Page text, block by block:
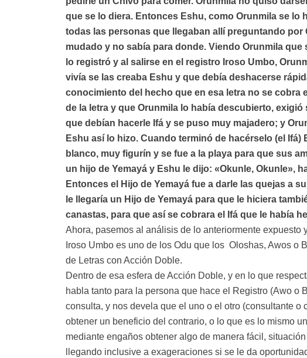
que se lo diera. Entonces Eshu, como Orunmila se lo
todas las personas que llegaban allí preguntando por
mudado y no sabía para donde. Viendo Orunmila
lo registró y al salirse en el registro Iroso Umbo,
vivía se las creaba Eshu y que debía deshacerse
conocimiento del hecho que en esa letra no se
de la letra y que Orunmila lo había descubierto,
que debían hacerle Ifá y se puso muy majadero; y
Eshu así lo hizo. Cuando terminó de hacérselo (el
blanco, muy figurín y se fue a la playa para que sus
un hijo de Yemayá y Eshu le dijo: «Okunle, Okunle»,
Entonces el Hijo de Yemayá fue a darle las quejas a
le llegaría un Hijo de Yemayá para que le hiciera
canastas, para que así se cobrara el Ifá que le había
Ahora, pasemos al análisis de lo anteriormente expuesto
Iroso Umbo es uno de los Odu que los Oloshas, Awos o
de Letras con Acción Doble.
Dentro de esa esfera de Acción Doble, y en lo que
habla tanto para la persona que hace el Registro (Awo o
consulta, y nos devela que el uno o el otro (consultante o
obtener un beneficio del contrario, o lo que es lo mismo
mediante engaños obtener algo de manera fácil,
llegando inclusive a exageraciones si se le da